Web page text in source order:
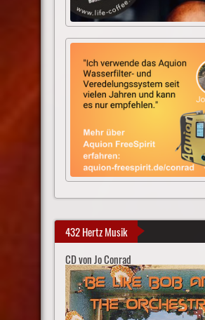
432 Hertz Musik
CD von Jo Conrad